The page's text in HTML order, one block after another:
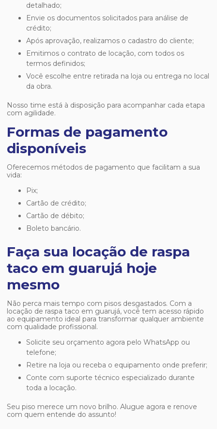
detalhado;
Envie os documentos solicitados para análise de
crédito;
Após aprovação, realizamos o cadastro do cliente;
Emitimos o contrato de locação, com todos os
termos definidos;
Você escolhe entre retirada na loja ou entrega no local
da obra.
Nosso time está à disposição para acompanhar cada etapa
com agilidade.
Formas de pagamento
disponíveis
Oferecemos métodos de pagamento que facilitam a sua
vida:
Pix;
Cartão de crédito;
Cartão de débito;
Boleto bancário.
Faça sua locação de raspa
taco em guarujá hoje
mesmo
Não perca mais tempo com pisos desgastados. Com a
locação de raspa taco em guarujá, você tem acesso rápido
ao equipamento ideal para transformar qualquer ambiente
com qualidade profissional.
Solicite seu orçamento agora pelo WhatsApp ou
telefone;
Retire na loja ou receba o equipamento onde preferir;
Conte com suporte técnico especializado durante
toda a locação.
Seu piso merece um novo brilho. Alugue agora e renove
com quem entende do assunto!